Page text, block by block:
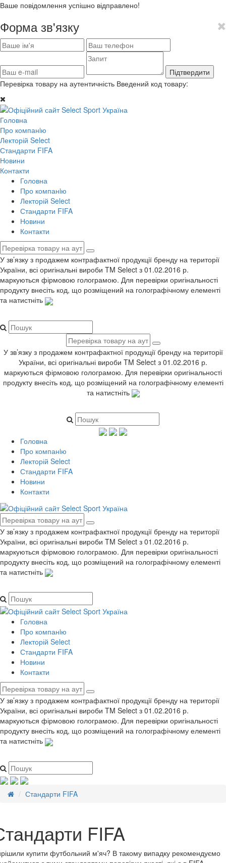
Ваше повідомлення успішно відправлено!
Форма зв'язку
Підтвердити
Перевірка товару на аутентичність Введений код товару:
Головна
Про компанiю
Лекторій Select
Стандарти FIFA
Новини
Контакти
Головна
Про компанiю
Лекторій Select
Стандарти FIFA
Новини
Контакти
У зв’язку з продажем контрафактної продукції бренду на території
України, всі оригінальні вироби TM Select з 01.02.2016 р.
маркуються фірмовою голограмою. Для перевірки оригінальності
продукту внесіть код, що розміщений на голографічному елементі
та натистніть
У зв’язку з продажем контрафактної продукції бренду на території
України, всі оригінальні вироби TM Select з 01.02.2016 р.
маркуються фірмовою голограмою. Для перевірки оригінальності
продукту внесіть код, що розміщений на голографічному елементі
та натистніть
Головна
Про компанiю
Лекторій Select
Стандарти FIFA
Новини
Контакти
У зв’язку з продажем контрафактної продукції бренду на території
України, всі оригінальні вироби TM Select з 01.02.2016 р.
маркуються фірмовою голограмою. Для перевірки оригінальності
продукту внесіть код, що розміщений на голографічному елементі
та натистніть
Головна
Про компанiю
Лекторій Select
Стандарти FIFA
Новини
Контакти
У зв’язку з продажем контрафактної продукції бренду на території
України, всі оригінальні вироби TM Select з 01.02.2016 р.
маркуються фірмовою голограмою. Для перевірки оригінальності
продукту внесіть код, що розміщений на голографічному елементі
та натистніть
Стандарти FIFA
FIFA
купити футбольний м'яч? В такому випадку рекомендуємо